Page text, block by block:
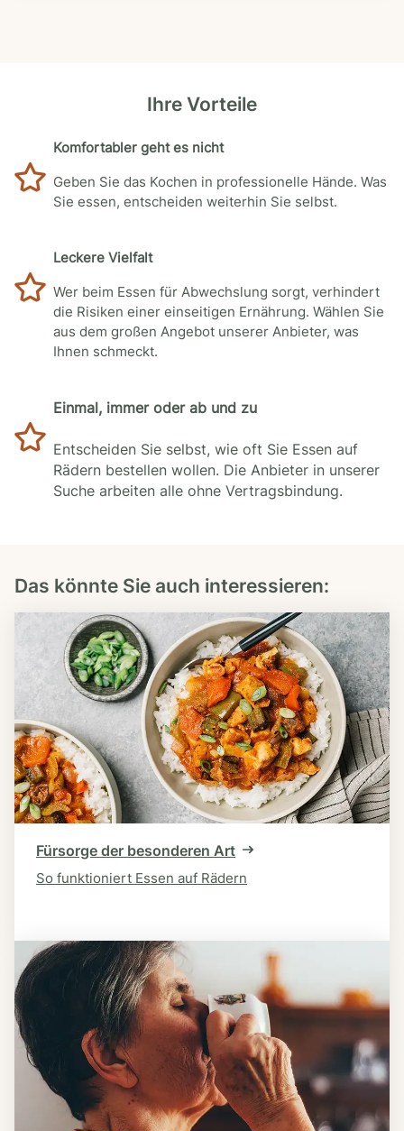
Ihre Vorteile
Komfortabler geht es nicht
Geben Sie das Kochen in professionelle Hände. Was
Sie essen, entscheiden weiterhin Sie selbst.
Leckere Vielfalt
Wer beim Essen für Abwechslung sorgt, verhindert
die Risiken einer einseitigen Ernährung. Wählen Sie
aus dem großen Angebot unserer Anbieter, was
Ihnen schmeckt.
Einmal, immer oder ab und zu
Entscheiden Sie selbst, wie oft Sie Essen auf
Rädern bestellen wollen. Die Anbieter in unserer
Suche arbeiten alle ohne Vertragsbindung.
Das könnte Sie auch interessieren:
Fürsorge der besonderen Art
So funktioniert Essen auf Rädern